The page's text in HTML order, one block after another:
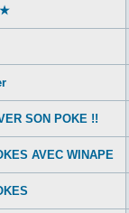
SON POKE !!
AVEC WINAPE